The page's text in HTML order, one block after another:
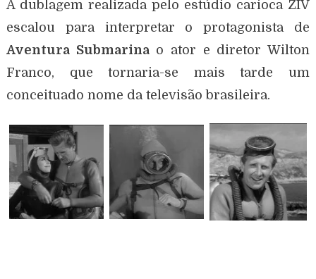
A dublagem realizada pelo estúdio carioca ZIV
escalou para interpretar o protagonista de
Aventura Submarinao ator e diretor Wilton
Franco, que tornaria-se mais tarde um
conceituado nome da televisão brasileira.